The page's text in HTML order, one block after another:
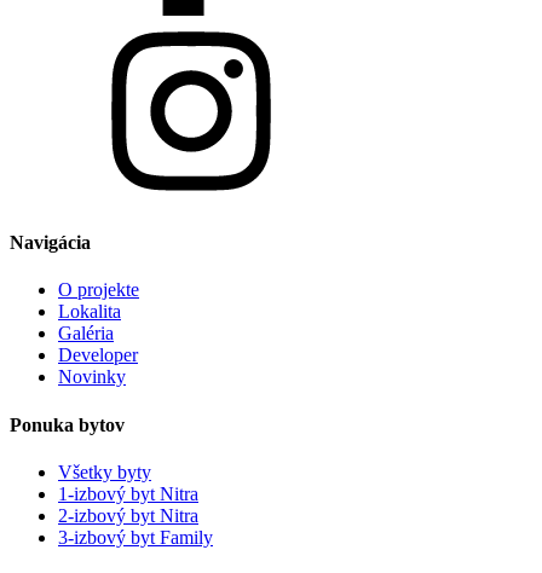
Navigácia
O projekte
Lokalita
Galéria
Developer
Novinky
Ponuka bytov
Všetky byty
1-izbový byt Nitra
2-izbový byt Nitra
3-izbový byt Family